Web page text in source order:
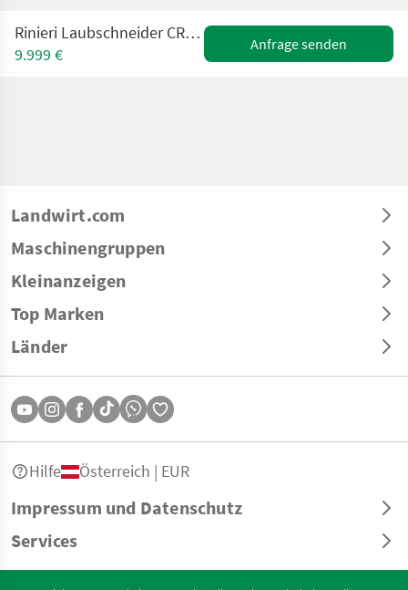
Rinieri Laubschneider CRV Tower 5+2 +verstb. Untermesser
9.999 €
Anfrage senden
Landwirt.com
Maschinengruppen
Kleinanzeigen
Top Marken
Länder
Impressum und Datenschutz
Services
Hilfe Österreich | EUR